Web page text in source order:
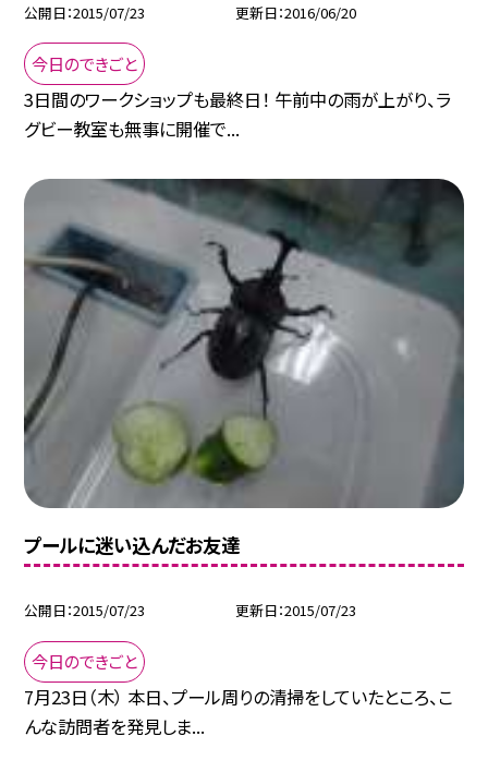
公開日 2015/07/23 更新日 2016/06/20
今日のできごと
3日間のワークショップも最終日！ 午前中の雨が上がり、ラ
グビー教室も無事に開催で...
プールに迷い込んだお友達
公開日 2015/07/23 更新日 2015/07/23
今日のできごと
7月23日（木） 本日、プール周りの清掃をしていたところ、こ
んな訪問者を発見しま...